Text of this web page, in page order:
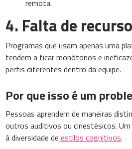
remota.
4. Falta de
Programas que usam apenas uma
tendem a ficar monótonos e
perfis diferentes dentro da equipe.
Por que isso é um
Pessoas aprendem de maneiras
outros auditivos ou cinestésicos.
à diversidade de estilos cognitivos.